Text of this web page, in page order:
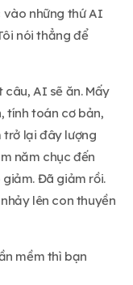
vào những thứ AI
nói thẳng để
AI sẽ ăn. Mấy
tính toán cơ bản,
trở lại đây lượng
năm chục đến
Đã giảm rồi.
lên con thuyền
mềm thì bạn